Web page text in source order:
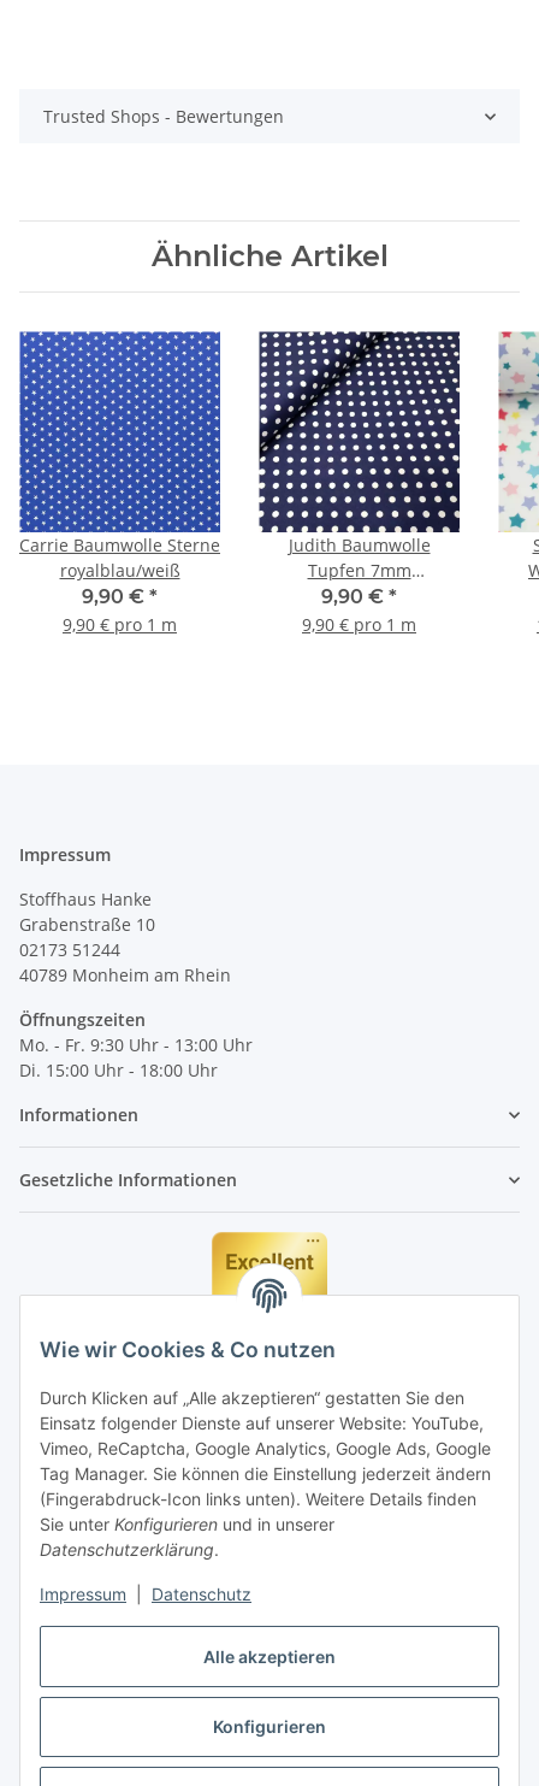
Alle akzeptieren
Konfigurieren
Wie wir Cookies & Co nutzen
Durch Klicken auf „Alle akzeptieren“ gestatten Sie den
Einsatz folgender Dienste auf unserer Website: YouTube,
Vimeo, ReCaptcha, Google Analytics, Google Ads, Google
Tag Manager. Sie können die Einstellung jederzeit ändern
(Fingerabdruck-Icon links unten). Weitere Details finden
Sie unter Konfigurieren und in unserer
Datenschutzerklärung.
Impressum Datenschutz
Trusted Shops - Bewertungen
Ähnliche Artikel
Carrie Baumwolle Sterne
royalblau/weiß
9,90 € *
9,90 € pro 1 m
Judith Baumwolle
Tupfen 7mm
dunkelblau, weiß
9,90 € *
9,90 € pro 1 m
Impressum
Stoffhaus Hanke
Grabenstraße 10
02173 51244
40789 Monheim am Rhein
Öffnungszeiten
Mo. - Fr. 9:30 Uhr - 13:00 Uhr
Di. 15:00 Uhr - 18:00 Uhr
Informationen
Gesetzliche Informationen
* Alle Preise inkl. gesetzlicher MwSt., zzgl.